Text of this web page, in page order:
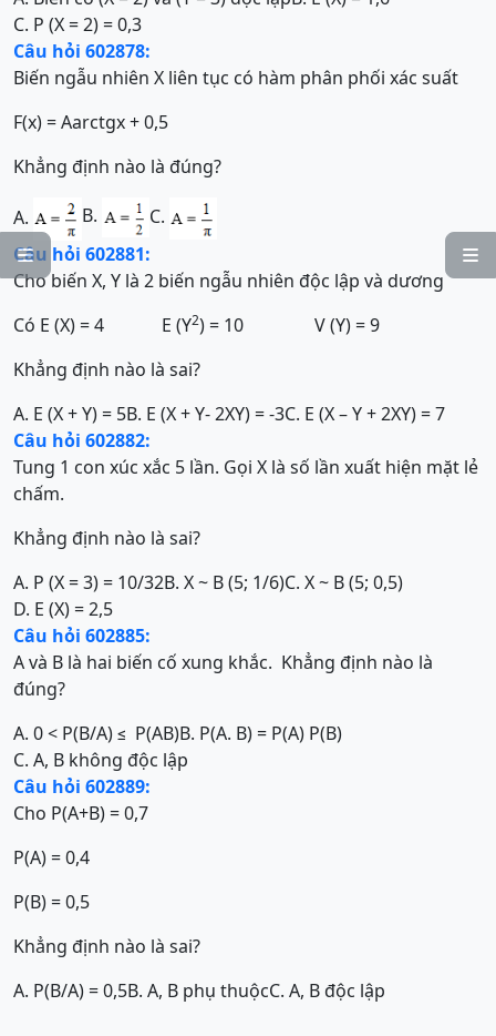


C. P (X = 2) = 0,3
Câu hỏi 602878:
Biến ngẫu nhiên X liên tục có hàm phân phối xác suất
F(x) = Aarctgx + 0,5
Khẳng định nào là đúng?
A. B.
C.
Câu hỏi 602881:
Cho biến X, Y là 2 biến ngẫu nhiên độc lập và dương
Có E (X) = 4 E (Y2) = 10 V (Y) = 9
Khẳng định nào là sai?
A. E (X + Y) = 5B. E (X + Y- 2XY) = -3C. E (X – Y + 2XY) = 7
Câu hỏi 602882:
Tung 1 con xúc xắc 5 lần. Gọi X là số lần xuất hiện mặt lẻ
chấm.
Khẳng định nào là sai?
A. P (X = 3) = 10/32B. X ~ B (5; 1/6)C. X ~ B (5; 0,5)
D. E (X) = 2,5
Câu hỏi 602885:
A và B là hai biến cố xung khắc. Khẳng định nào là
đúng?
A. 0 < P(B/A) ≤ P(AB)B. P(A. B) = P(A) P(B)
C. A, B không độc lập
Câu hỏi 602889:
Cho P(A+B) = 0,7
P(A) = 0,4
P(B) = 0,5
Khẳng định nào là sai?
A. P(B/A) = 0,5B. A, B phụ thuộcC. A, B độc lập